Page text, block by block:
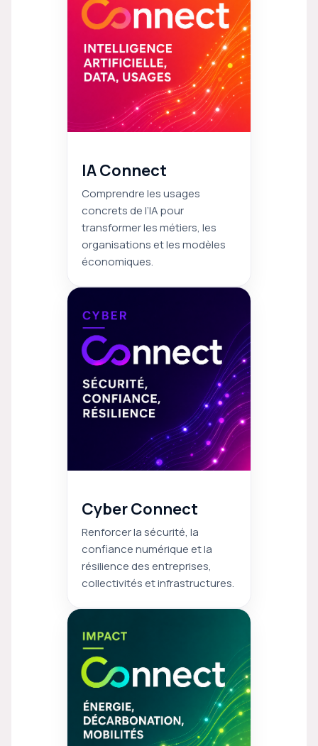
IA Connect
Comprendre les usages
concrets de l’IA pour
transformer les métiers, les
organisations et les modèles
économiques.
Cyber Connect
Renforcer la sécurité, la
confiance numérique et la
résilience des entreprises,
collectivités et infrastructures.